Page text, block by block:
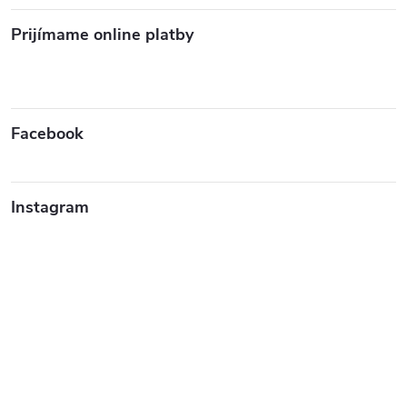
Prijímame online platby
Facebook
Instagram